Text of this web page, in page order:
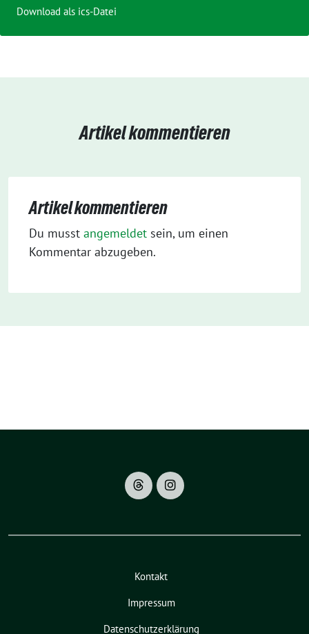
Download als ics-Datei
Artikel kommentieren
Artikel kommentieren
Du musst angemeldet sein, um einen
Kommentar abzugeben.
Kontakt
Impressum
Datenschutzerklärung